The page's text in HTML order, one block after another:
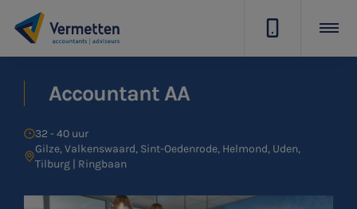
Accountant AA
32 - 40 uur
Gilze, Valkenswaard, Sint-Oedenrode, Helmond, Uden,
Tilburg | Ringbaan